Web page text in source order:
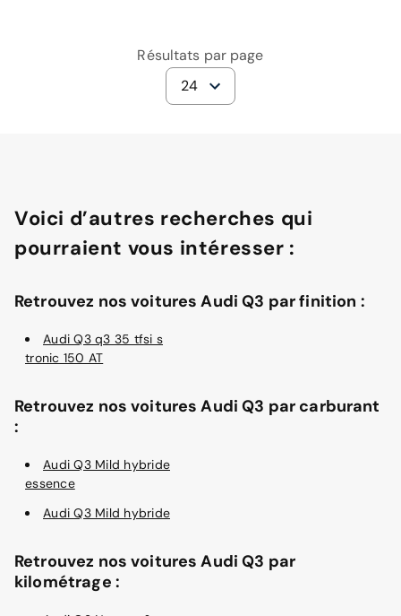
Résultats par page
24
Voici d’autres recherches qui
pourraient vous intéresser :
Retrouvez nos voitures Audi Q3 par finition :
Audi Q3 q3 35 tfsi s
tronic 150 AT
Retrouvez nos voitures Audi Q3 par carburant
:
Audi Q3 Mild hybride
essence
Audi Q3 Mild hybride
Retrouvez nos voitures Audi Q3 par
kilométrage :